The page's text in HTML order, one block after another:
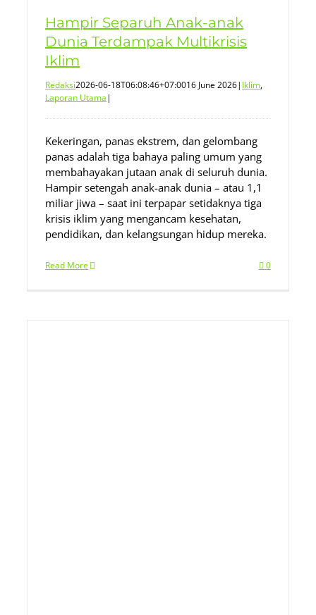
Hampir Separuh Anak-anak
Dunia Terdampak Multikrisis
Iklim
Redaksi2026-06-18T06:08:46+07:0016 June 2026| Iklim,
Laporan Utama|
Kekeringan, panas ekstrem, dan gelombang
panas adalah tiga bahaya paling umum yang
membahayakan jutaan anak di seluruh dunia.
Hampir setengah anak-anak dunia – atau 1,1
miliar jiwa – saat ini terpapar setidaknya tiga
krisis iklim yang mengancam kesehatan,
pendidikan, dan kelangsungan hidup mereka.
Read More 0